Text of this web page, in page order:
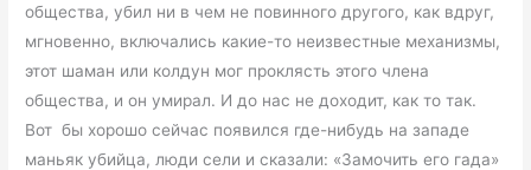
общества, убил ни в чем не повинного другого, как вдруг,
мгновенно, включались какие-то неизвестные механизмы,
этот шаман или колдун мог проклясть этого члена
общества, и он умирал. И до нас не доходит, как то так.
Вот бы хорошо сейчас появился где-нибудь на западе
маньяк убийца, люди сели и сказали: «Замочить его гада»